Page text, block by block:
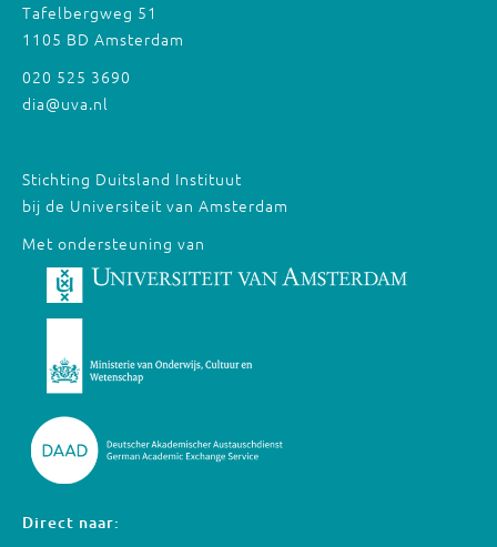
Tafelbergweg 51
1105 BD Amsterdam
020 525 3690
dia@uva.nl
Stichting Duitsland Instituut
bij de Universiteit van Amsterdam
Met ondersteuning van
Direct naar: